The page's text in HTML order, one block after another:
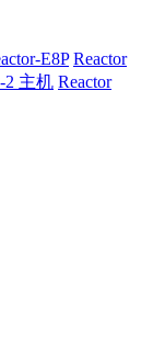
E8P Reactor
2 主机 Reactor